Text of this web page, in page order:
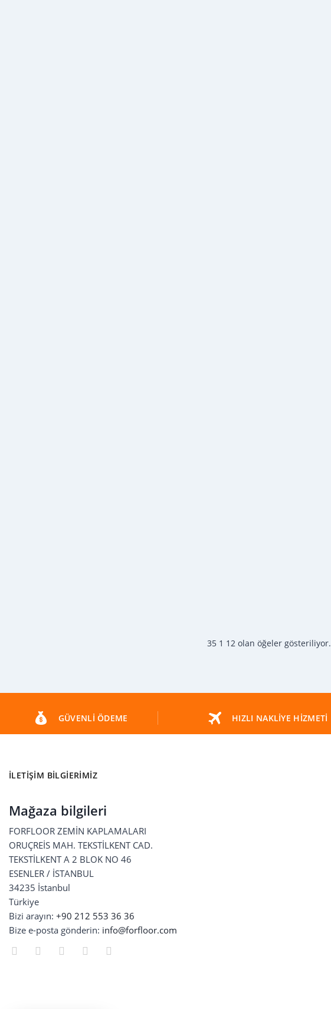
35 1 12 olan öğeler gösteriliyor.
GÜVENLI ÖDEME HIZLI NAKLIYE HIZMETI
İLETIŞIM BILGIERIMIZ
Mağaza bilgileri
FORFLOOR ZEMİN KAPLAMALARI
ORUÇREİS MAH. TEKSTİLKENT CAD.
TEKSTİLKENT A 2 BLOK NO 46
ESENLER / İSTANBUL
34235 İstanbul
Türkiye
Bizi arayın: +90 212 553 36 36
Bize e-posta gönderin: info@forfloor.com